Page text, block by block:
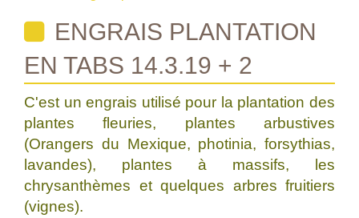
ENGRAIS PLANTATION
EN TABS 14.3.19 + 2
C'est un engrais utilisé pour la plantation des
plantes fleuries, plantes arbustives
(Orangers du Mexique, photinia, forsythias,
lavandes), plantes à massifs, les
chrysanthèmes et quelques arbres fruitiers
(vignes).